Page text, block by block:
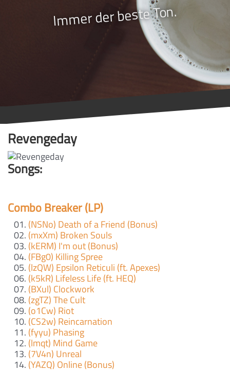
Immer der beste Ton.
Revengeday
Songs:
Combo Breaker (LP)
(NSNo) Death of a Friend (Bonus)
(mxXm) Broken Souls
(kERM) I'm out (Bonus)
(FBg0) Killing Spree
(lzQW) Epsilon Reticuli (ft. Apexes)
(k5kR) Lifeless Life (ft. HEQ)
(BXul) Clockwork
(zgTZ) The Cult
(o1Cw) Riot
(CS2w) Reincarnation
(fyyu) Phasing
(lmqt) Mind Game
(7V4n) Unreal
(YAZQ) Online (Bonus)